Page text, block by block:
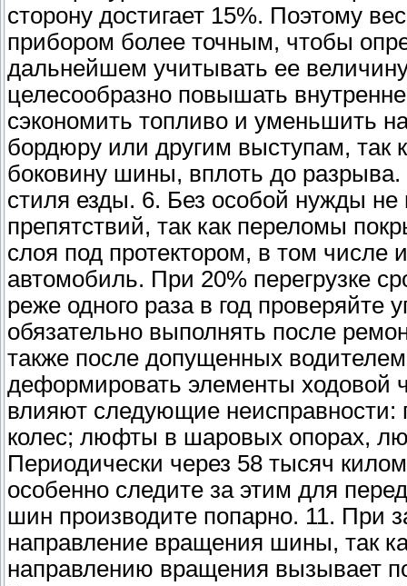
сторону достигает 15%. Поэтому
прибором более точным, чтобы
дальнейшем учитывать ее
целесообразно повышать
сэкономить топливо и уменьшить
бордюру или другим выступам, так
боковину шины, вплоть до
стиля езды. 6. Без особой нужды не
препятствий, так как переломы
слоя под протектором, в том числе
автомобиль. При 20% перегрузке
реже одного раза в год проверяйте
обязательно выполнять после
также после допущенных
деформировать элементы ходовой
влияют следующие
колес; люфты в шаровых опорах,
Периодически через 58 тысяч
особенно следите за этим для
шин производите попарно. 11. При
направление вращения шины, так
направлению вращения вызывает